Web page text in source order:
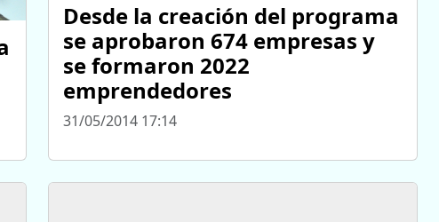
Desde la creación del programa
se aprobaron 674 empresas y
se formaron 2022
emprendedores
31/05/2014 17:14